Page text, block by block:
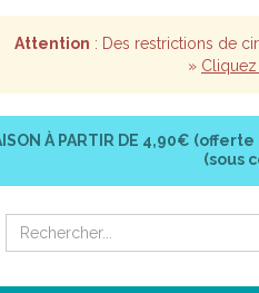
Attention : Des restrictions de
»
À PARTIR DE 4,90€ (offerte
(sous